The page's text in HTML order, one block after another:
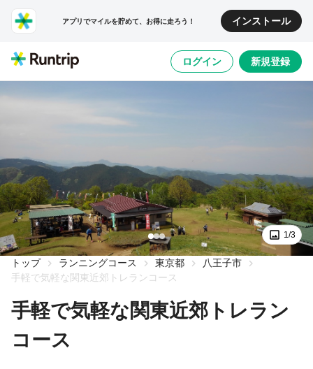
アプリでマイルを貯めて、お得に走ろう！ インストール
ログイン 新規登録
1/3
トップ ランニングコース 東京都
八王子市
手軽で気軽な関東近郊トレランコース
手軽で気軽な関東近郊トレラン
コース